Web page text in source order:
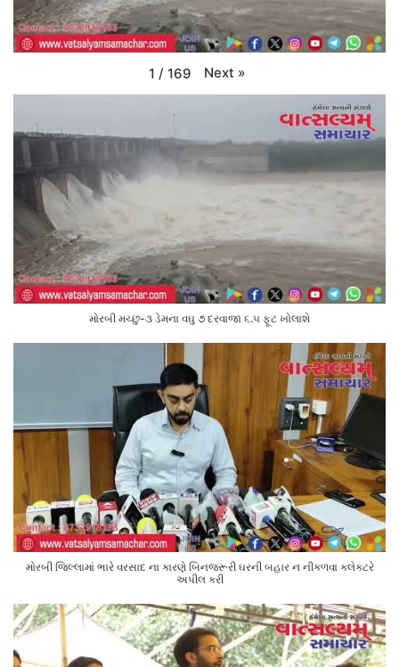
1 / 169 Next »
મોરબી મચ્છુ-૩ ડેમના વઘુ ૭ દરવાજા ૬.૫ ફૂટ ખોલાશે
મોરબી જિલ્લામાં ભારે વરસાદ ના કારણે બિનજરૂરી ઘરની બહાર ન નીકળવા કલેક્ટરે
અપીલ કરી